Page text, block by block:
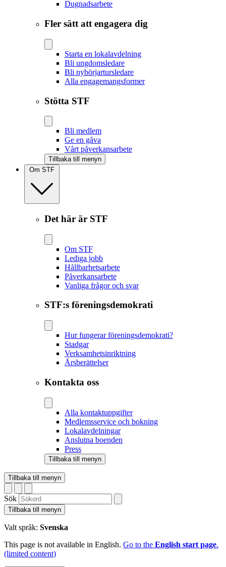
Dugnadsarbete
Fler sätt att engagera dig
Starta en lokalavdelning
Bli ungdomsledare
Bli nybörjartursledare
Alla engagemangsformer
Stötta STF
Bli medlem
Ge en gåva
Vårt påverkansarbete
Tillbaka till menyn
Om STF
Det här är STF
Om STF
Lediga jobb
Hållbarhetsarbete
Påverkansarbete
Vanliga frågor och svar
STF:s föreningsdemokrati
Hur fungerar föreningsdemokrati?
Stadgar
Verksamhetsinriktning
Årsberättelser
Kontakta oss
Alla kontaktuppgifter
Medlemsservice och bokning
Lokalavdelningar
Anslutna boenden
Press
Tillbaka till menyn
Tillbaka till menyn
Sök
Tillbaka till menyn
Valt språk: Svenska
This page is not available in English. Go to the English start page.
(limited content)